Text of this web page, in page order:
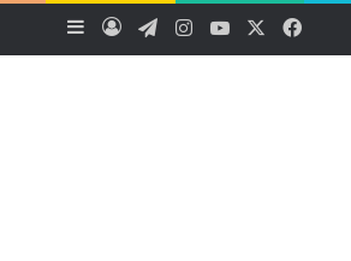
فيسبوك ‫YouTubeانستقرامتيلقرامتسجيل الدخول